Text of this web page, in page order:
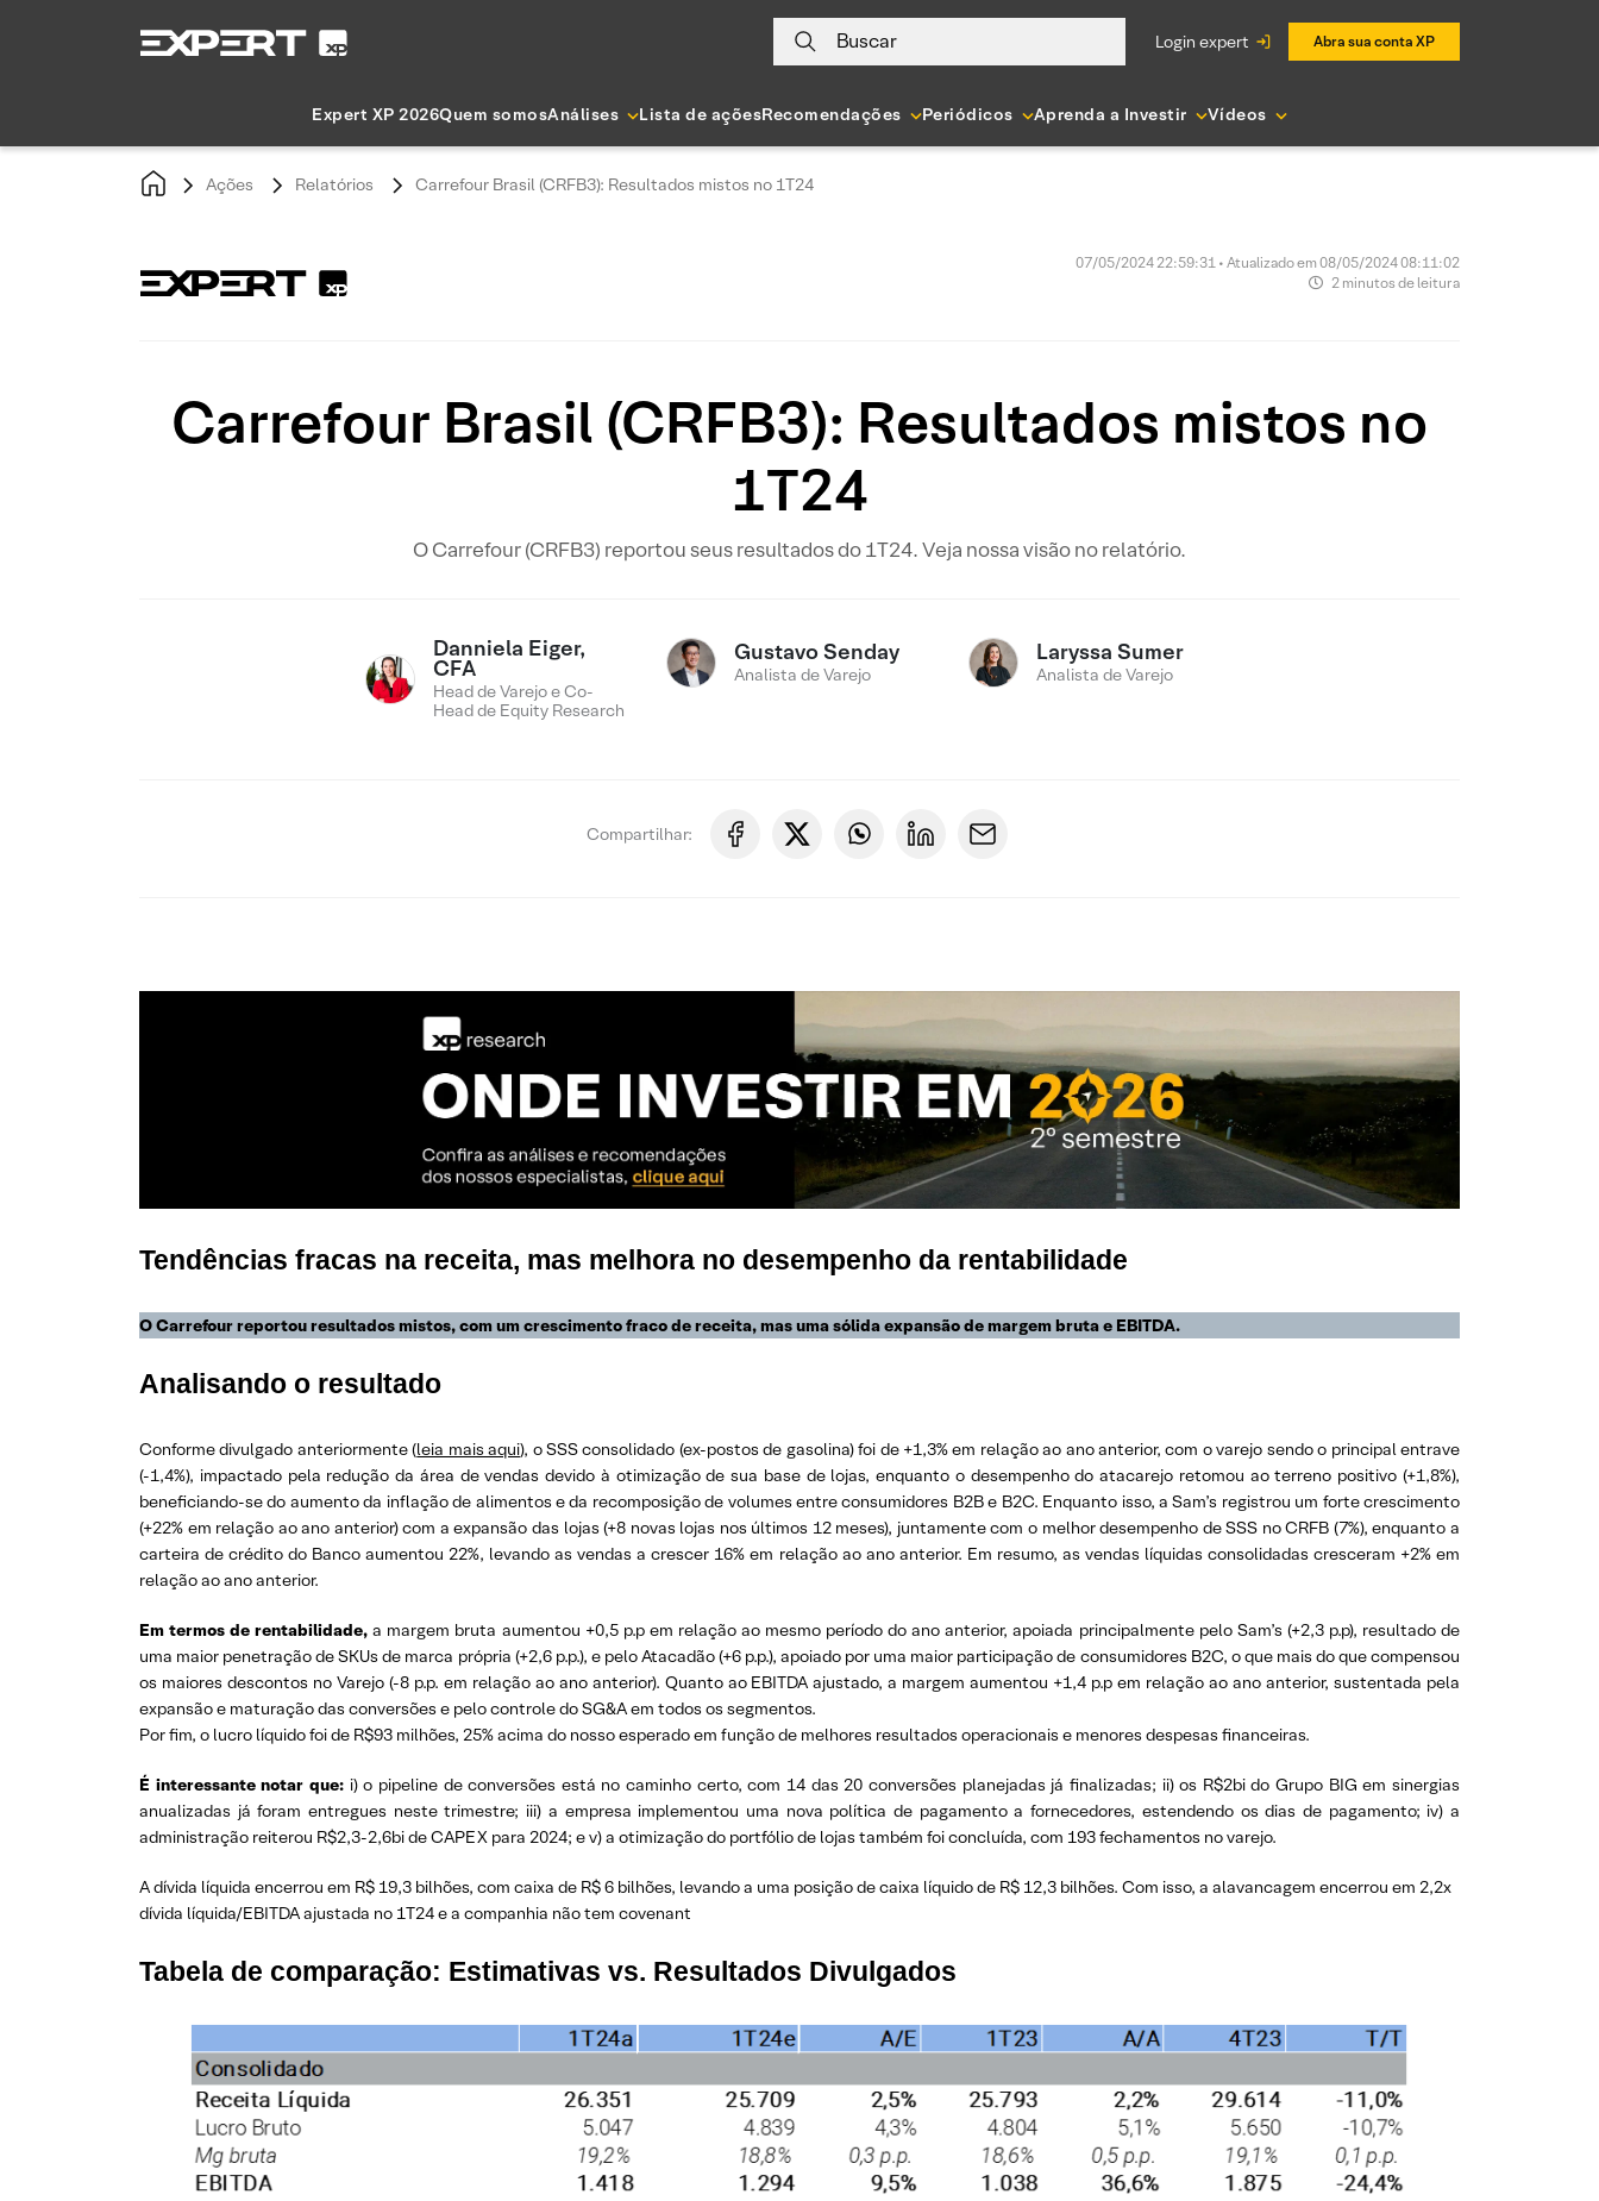
Buscar login expert Abra sua conta XP
Expert XP 2026Quem somosAnálises Lista de açõesRecomendações Periódicos Aprenda a Investir Vídeos
Ações Relatórios Carrefour Brasil (CRFB3): Resultados mistos no 1T24
07/05/2024 22:59:31 • Atualizado em 08/05/2024 08:11:02
2 minutos de leitura
Carrefour Brasil (CRFB3): Resultados mistos no
1T24
O Carrefour (CRFB3) reportou seus resultados do 1T24. Veja nossa visão no relatório.
Danniela Eiger,
CFA
Head de Varejo e Co-
Head de Equity Research
Gustavo Senday
Analista de Varejo
Laryssa Sumer
Analista de Varejo
Compartilhar:
Tendências fracas na receita, mas melhora no desempenho da rentabilidade
O Carrefour reportou resultados mistos, com um crescimento fraco de receita, mas uma sólida expansão de margem bruta e EBITDA.
Analisando o resultado
Conforme divulgado anteriormente (leia mais aqui), o SSS consolidado (ex-postos de gasolina) foi de +1,3% em relação ao ano anterior, com o varejo sendo o principal entrave
(-1,4%), impactado pela redução da área de vendas devido à otimização de sua base de lojas, enquanto o desempenho do atacarejo retomou ao terreno positivo (+1,8%),
beneficiando-se do aumento da inflação de alimentos e da recomposição de volumes entre consumidores B2B e B2C. Enquanto isso, a Sam’s registrou um forte crescimento
(+22% em relação ao ano anterior) com a expansão das lojas (+8 novas lojas nos últimos 12 meses), juntamente com o melhor desempenho de SSS no CRFB (7%), enquanto a
carteira de crédito do Banco aumentou 22%, levando as vendas a crescer 16% em relação ao ano anterior. Em resumo, as vendas líquidas consolidadas cresceram +2% em
relação ao ano anterior.
Em termos de rentabilidade,a margem bruta aumentou +0,5 p.p em relação ao mesmo período do ano anterior, apoiada principalmente pelo Sam’s (+2,3 p.p), resultado de
uma maior penetração de SKUs de marca própria (+2,6 p.p.), e pelo Atacadão (+6 p.p.), apoiado por uma maior participação de consumidores B2C, o que mais do que compensou
os maiores descontos no Varejo (-8 p.p. em relação ao ano anterior). Quanto ao EBITDA ajustado, a margem aumentou +1,4 p.p em relação ao ano anterior, sustentada pela
expansão e maturação das conversões e pelo controle do SG&A em todos os segmentos.
Por fim, o lucro líquido foi de R$93 milhões, 25% acima do nosso esperado em função de melhores resultados operacionais e menores despesas financeiras.
É interessante notar que: i) o pipeline de conversões está no caminho certo, com 14 das 20 conversões planejadas já finalizadas; ii) os R$2bi do Grupo BIG em sinergias
anualizadas já foram entregues neste trimestre; iii) a empresa implementou uma nova política de pagamento a fornecedores, estendendo os dias de pagamento; iv) a
administração reiterou R$2,3-2,6bi de CAPEX para 2024; e v) a otimização do portfólio de lojas também foi concluída, com 193 fechamentos no varejo.
A dívida líquida encerrou em R$ 19,3 bilhões, com caixa de R$ 6 bilhões, levando a uma posição de caixa líquido de R$ 12,3 bilhões. Com isso, a alavancagem encerrou em 2,2x
dívida líquida/EBITDA ajustada no 1T24 e a companhia não tem covenant
Tabela de comparação: Estimativas vs. Resultados Divulgados